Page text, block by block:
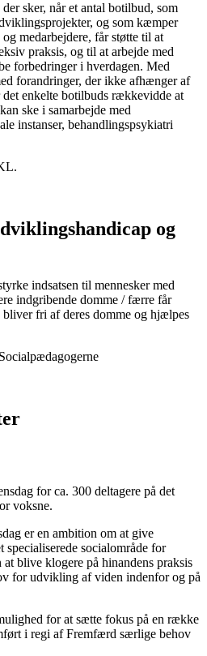
sker, når et antal botilbud, som
og som kæmper
medarbejdere, får støtte til at
praksis, og til at arbejde med
forbedringer i hverdagen. Med
forandringer, der ikke afhænger af
det enkelte botilbuds rækkevidde at
ske i samarbejde med
instanser, behandlingspsykiatri
og
indsatsen til mennesker med
indgribende domme / færre får
fri af deres domme og hjælpes
for ca. 300 deltagere på det
voksne.
er en ambition om at give
specialiserede socialområde for
blive klogere på hinandens praksis
for udvikling af viden indenfor og på
for at sætte fokus på en række
i regi af Fremfærd særlige behov